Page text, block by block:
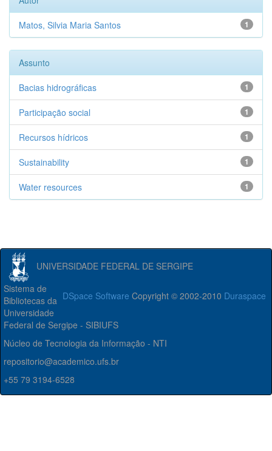
1
Matos, Silvia Maria Santos
Assunto
1
Bacias hidrográficas
1
Participação social
1
Recursos hídricos
1
Sustainability
1
Water resources
UNIVERSIDADE FEDERAL DE SERGIPE
DSpace Software Copyright © 2002-2010 Duraspace
Sistema de
Bibliotecas da
Universidade
Federal de Sergipe - SIBIUFS
Núcleo de Tecnologia da Informação - NTI
repositorio@academico.ufs.br
+55 79 3194-6528